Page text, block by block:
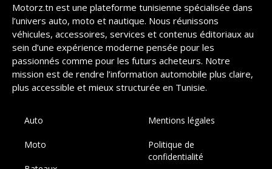
Motorz.tn est une plateforme tunisienne spécialisée dans
l’univers auto, moto et nautique. Nous réunissons
véhicules, accessoires, services et contenus éditoriaux au
sein d’une expérience moderne pensée pour les
passionnés comme pour les futurs acheteurs. Notre
mission est de rendre l’information automobile plus claire,
plus accessible et mieux structurée en Tunisie.
Auto
Moto
Mentions légales
Politique de
confidentialité